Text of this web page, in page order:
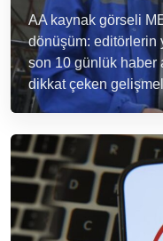
AA kaynak görseli
dönüşüm: editörlerin
son 10 günlük haber
dikkat çeken